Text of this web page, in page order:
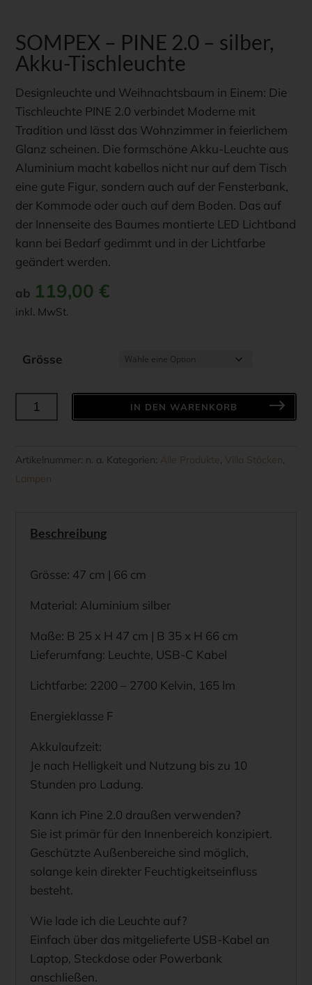
SOMPEX – PINE 2.0 – silber,
Akku-Tischleuchte
Designleuchte und Weihnachtsbaum in Einem: Die
Tischleuchte PINE 2.0 verbindet Moderne mit
Tradition und lässt das Wohnzimmer in feierlichem
Glanz scheinen. Die formschöne Akku-Leuchte aus
Aluminium macht kabellos nicht nur auf dem Tisch
eine gute Figur, sondern auch auf der Fensterbank,
der Kommode oder auch auf dem Boden. Das auf
der Innenseite des Baumes montierte LED Lichtband
kann bei Bedarf gedimmt und in der Lichtfarbe
geändert werden.
ab 119,00 €
inkl. MwSt.
Grösse
SOMPEX
-
2.0
Tischleuchte
IN DEN WARENKORB
Artikelnummer: n. a. Kategorien: Alle Produkte, Villa Stöcken,
Lampen
Beschreibung
Grösse: 47 cm | 66 cm
Material: Aluminium silber
Maße: B 25 x H 47 cm | B 35 x H 66 cm
Lieferumfang: Leuchte, USB-C Kabel
Lichtfarbe: 2200 – 2700 Kelvin, 165 lm
Energieklasse F
Akkulaufzeit:
Je nach Helligkeit und Nutzung bis zu 10
Stunden pro Ladung.
Kann ich Pine 2.0 draußen verwenden?
Sie ist primär für den Innenbereich konzipiert.
Geschützte Außenbereiche sind möglich,
solange kein direkter Feuchtigkeitseinfluss
besteht.
Wie lade ich die Leuchte auf?
Einfach über das mitgelieferte USB-Kabel an
Laptop, Steckdose oder Powerbank
anschließen.